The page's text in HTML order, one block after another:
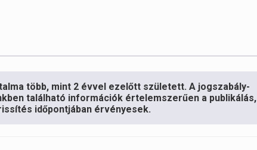
több, mint 2 évvel ezelőtt született. A jogszabály-
található információk értelemszerűen a publikálás,
időpontjában érvényesek.